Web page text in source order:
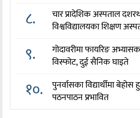
८.
चार प्रादेशिक अस्पताल
विश्वविद्यालयका शिक्षण
९.
गोदावरीमा फायरिङ
विस्फोट, दुई सैनिक घाइते
१०.
पुनर्वासका विद्यार्थीमा
पठनपाठन प्रभावित